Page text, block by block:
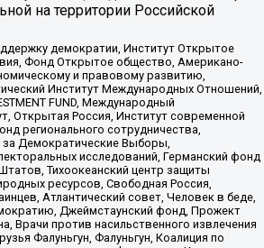
на территории Российской
демократии, Институт Открытое
Фонд Открытое общество, Американо-
и правовому развитию,
Институт Международных Отношений,
FUND, Международный
Открытая Россия, Институт современной
регионального сотрудничества,
Демократические Выборы,
исследований, Германский фонд
Тихоокеанский центр защиты
ресурсов, Свободная Россия,
Атлантический совет, Человек в беде,
Джеймстаунский фонд, Прожект
Врачи против насильственного извлечения
Фалуньгун, Фалуньгун, Коалиция по